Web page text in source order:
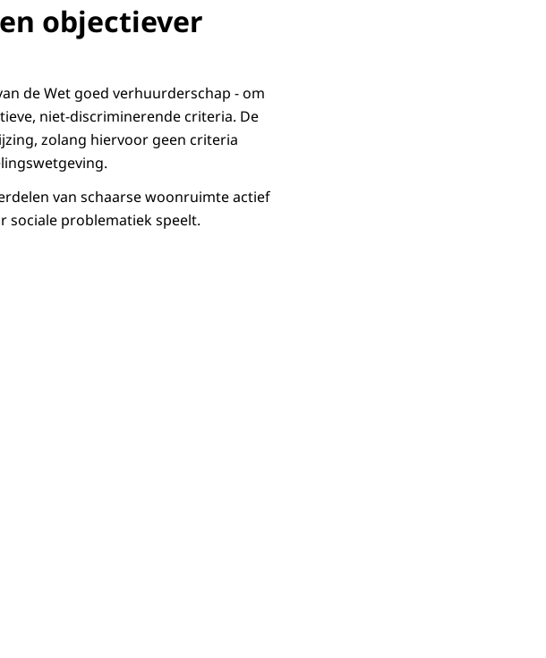
objectiever
de Wet goed verhuurderschap - om
niet-discriminerende criteria. De
zolang hiervoor geen criteria
van schaarse woonruimte actief
sociale problematiek speelt.